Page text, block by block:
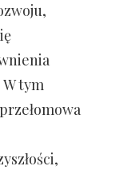
tym